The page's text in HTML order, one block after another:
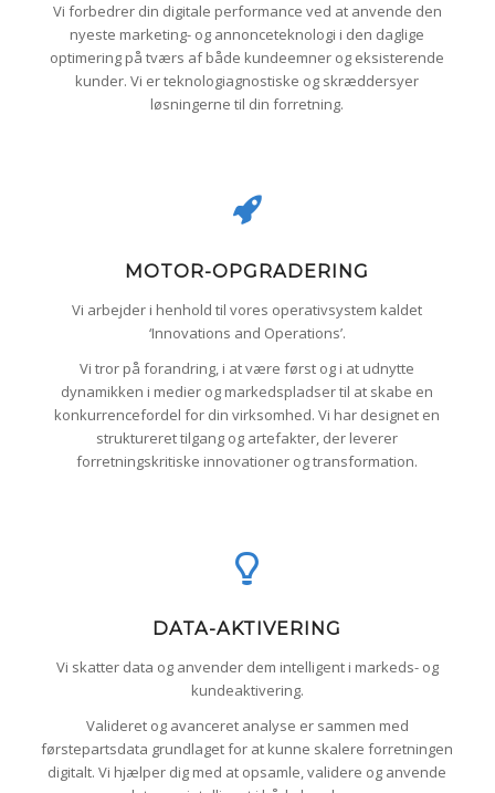
Vi forbedrer din digitale performance ved at anvende den
nyeste marketing- og annonceteknologi i den daglige
optimering på tværs af både kundeemner og eksisterende
kunder. Vi er teknologiagnostiske og skræddersyer
løsningerne til din forretning.
MOTOR-OPGRADERING
Vi arbejder i henhold til vores operativsystem kaldet
‘Innovations and Operations’.
Vi tror på forandring, i at være først og i at udnytte
dynamikken i medier og markedspladser til at skabe en
konkurrencefordel for din virksomhed. Vi har designet en
struktureret tilgang og artefakter, der leverer
forretningskritiske innovationer og transformation.
DATA-AKTIVERING
Vi skatter data og anvender dem intelligent i markeds- og
kundeaktivering.
Valideret og avanceret analyse er sammen med
førstepartsdata grundlaget for at kunne skalere forretningen
digitalt. Vi hjælper dig med at opsamle, validere og anvende